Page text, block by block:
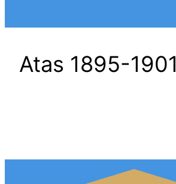
Atas 1895-1901